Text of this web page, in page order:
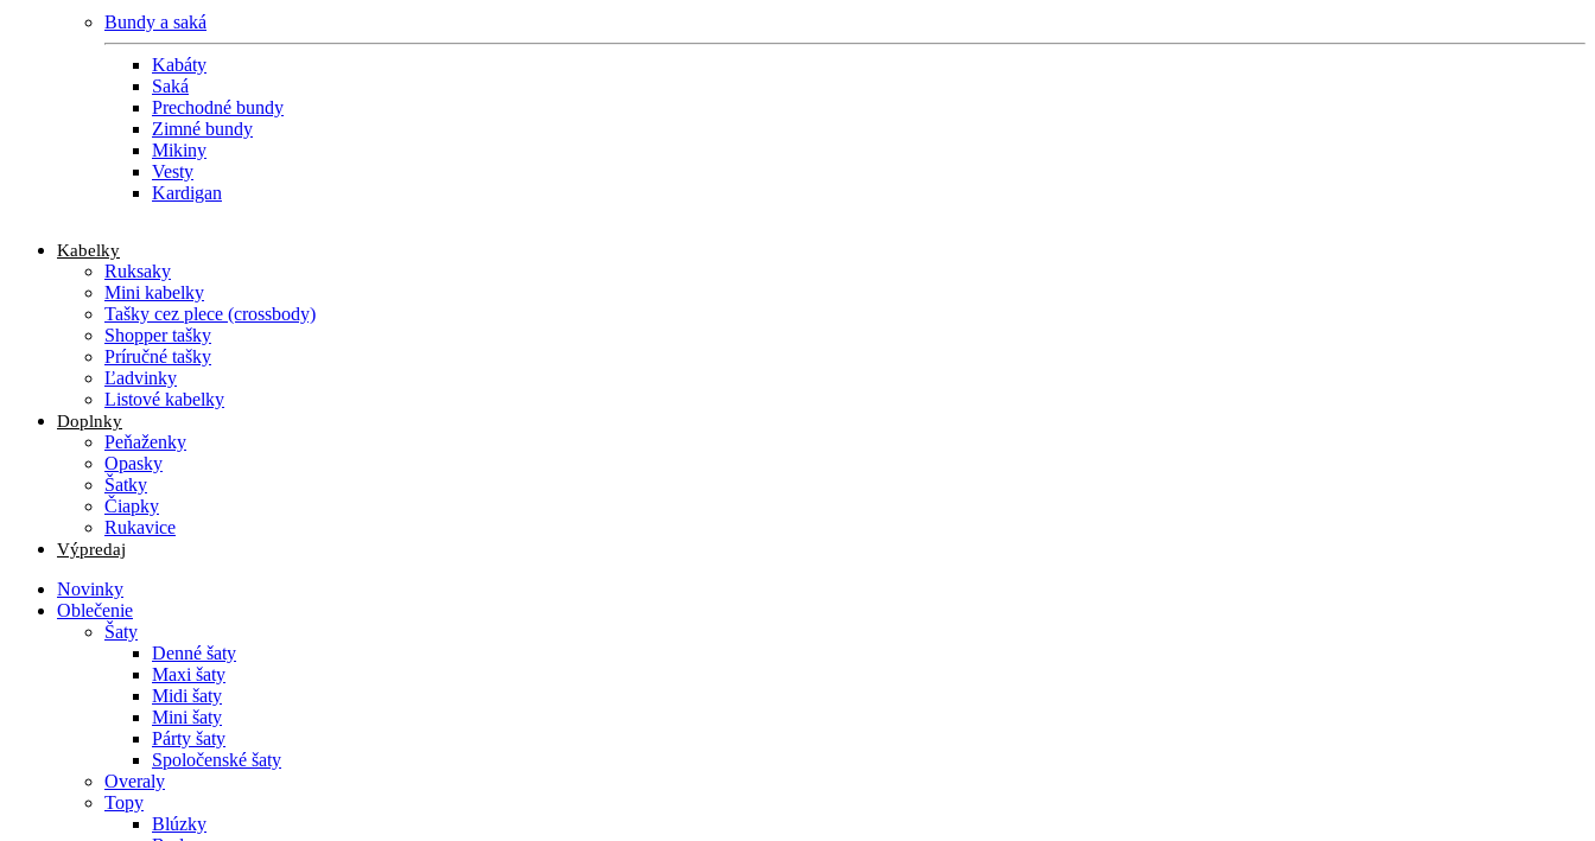
Bundy a saká
Kabáty
Saká
Prechodné bundy
Zimné bundy
Mikiny
Vesty
Kardigan
Kabelky
Ruksaky
Mini kabelky
Tašky cez plece (crossbody)
Shopper tašky
Príručné tašky
Ľadvinky
Listové kabelky
Doplnky
Peňaženky
Opasky
Šatky
Čiapky
Rukavice
Výpredaj
Novinky
Oblečenie
Šaty
Denné šaty
Maxi šaty
Midi šaty
Mini šaty
Párty šaty
Spoločenské šaty
Overaly
Topy
Blúzky